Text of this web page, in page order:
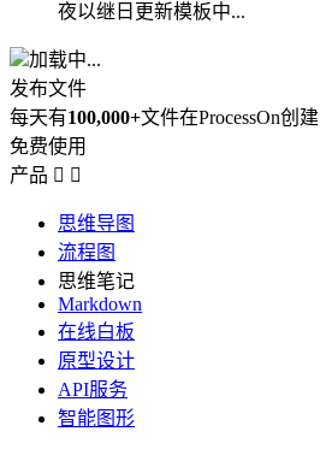
夜以继日更新模板中...
加载中...
发布文件
每天有100,000+文件在ProcessOn创建
免费使用
产品  
思维导图
流程图
思维笔记
Markdown
在线白板
原型设计
API服务
智能图形